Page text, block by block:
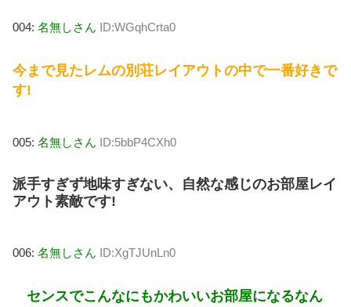
004: 名無しさん ID:WGqhCrta0
今まで見たレムの別荘レイアウトの中で一番好きで
す!
005: 名無しさん ID:5bbP4CXh0
派手すぎず地味すぎない、自然な感じのお部屋レイ
アウト素敵です!
006: 名無しさん ID:XgTJUnLn0
センスでこんなにもかわいいお部屋になるなん